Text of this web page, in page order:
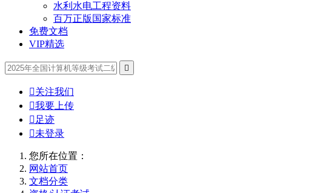
水利水电工程资料
百万正版国家标准
免费文档
VIP精选

关注我们
我要上传
 足迹
未登录
您所在位置：
网站首页
文档分类